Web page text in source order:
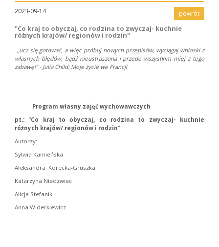
powrót
2023-09-14
"Co kraj to obyczaj, co rodzina to zwyczaj- kuchnie
różnych krajów/ regionów i rodzin"
„ucz się gotować, a więc próbuj nowych przepisów, wyciągaj wnioski z
własnych błędów, bądź nieustraszona i przede wszystkim miej z tego
zabawę!” - Julia Child: Moje życie we Francji
Program własny zajęć wychowawczych
pt.: "Co kraj to obyczaj, co rodzina to zwyczaj- kuchnie
różnych krajów/ regionów i rodzin"
Autorzy:
Sylwia Kamieńska
Aleksandra Korecka-Gruszka
Katarzyna Niedzwiec
Alicja Stefanik
Anna Widerkiewicz